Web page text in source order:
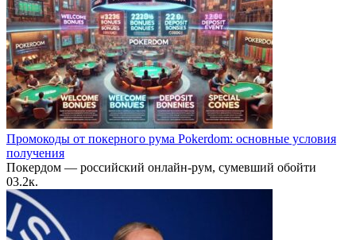
Промокоды от покерного рума Pokerdom: основные условия
получения
Покердом — российский онлайн-рум, сумевший обойти
03.2к.